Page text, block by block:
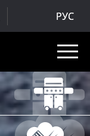
РУС